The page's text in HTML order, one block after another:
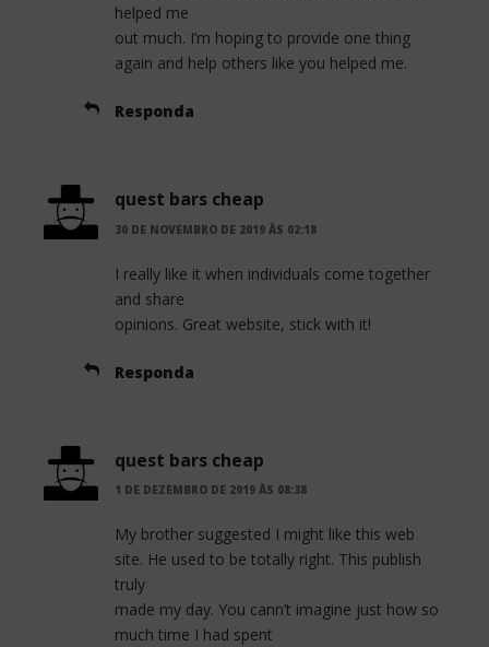
helped me
out much. I’m hoping to provide one thing
again and help others like you helped me.
Responda
quest bars cheap
30 DE NOVEMBRO DE 2019 ÀS 02:18
I really like it when individuals come together
and share
opinions. Great website, stick with it!
Responda
quest bars cheap
1 DE DEZEMBRO DE 2019 ÀS 08:38
My brother suggested I might like this web
site. He used to be totally right. This publish
truly
made my day. You cann’t imagine just how so
much time I had spent